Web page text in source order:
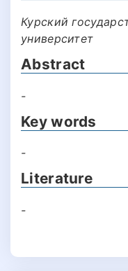
Курский
университет
Abstract
-
Key words
-
Literature
-